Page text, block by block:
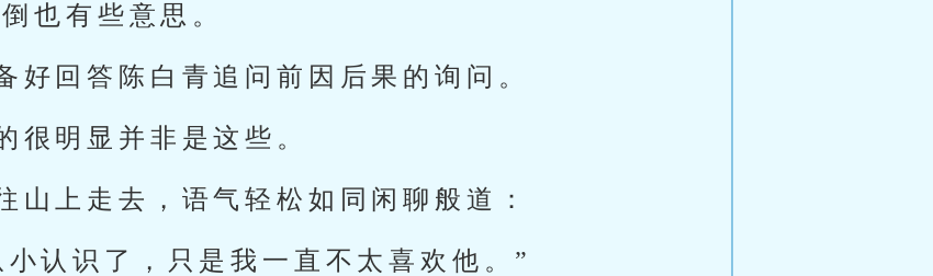
也有些意思。
好回答陈白青追问前因后果的询问。
很明显并非是这些。
山上走去，语气轻松如同闲聊般道：
认识了，只是我一直不太喜欢他。”